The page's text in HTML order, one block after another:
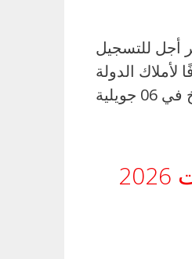
الوثائق وآخر أجل للتسجيل
عن فتح مناظرة خارجية بالاختبارات بعنوان سنة 2026 لانتداب 25 متصرفًا لأملاك الدولة